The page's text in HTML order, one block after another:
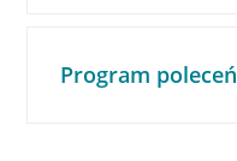
Program poleceń